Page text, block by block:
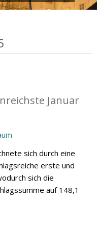
Januar
sich durch eine
erste und
sich die
auf 148,1